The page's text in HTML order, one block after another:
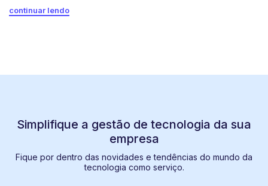
continuar lendo
Simplifique a gestão de tecnologia da sua
empresa
Fique por dentro das novidades e tendências do mundo da
tecnologia como serviço.